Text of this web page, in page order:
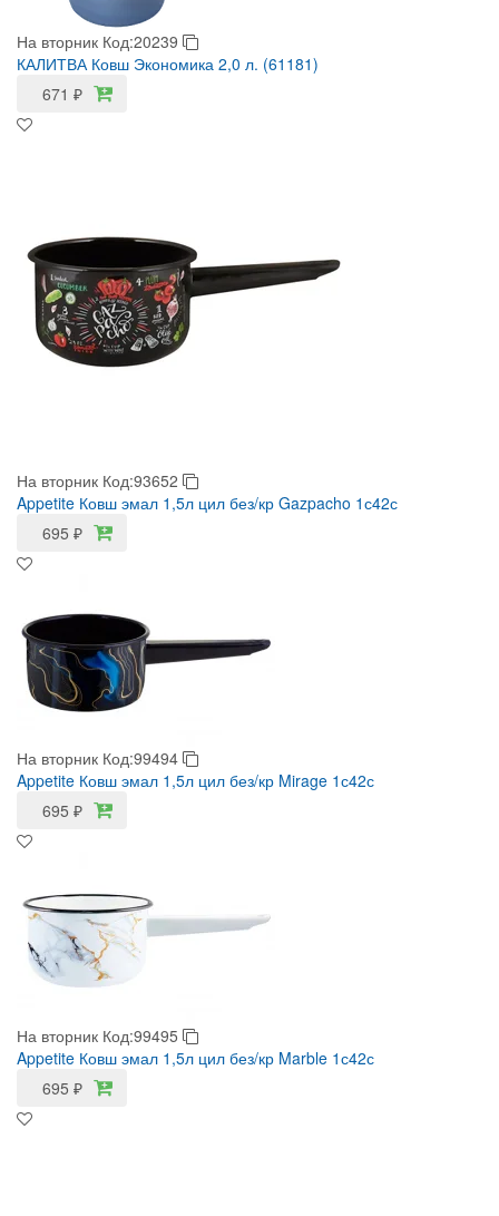
На вторник Код:20239
КАЛИТВА Ковш Экономика 2,0 л. (61181)
671 ₽
На вторник Код:93652
Appetite Ковш эмал 1,5л цил без/кр Gazpacho 1с42с
695 ₽
На вторник Код:99494
Appetite Ковш эмал 1,5л цил без/кр Mirage 1с42с
695 ₽
На вторник Код:99495
Appetite Ковш эмал 1,5л цил без/кр Marble 1с42с
695 ₽